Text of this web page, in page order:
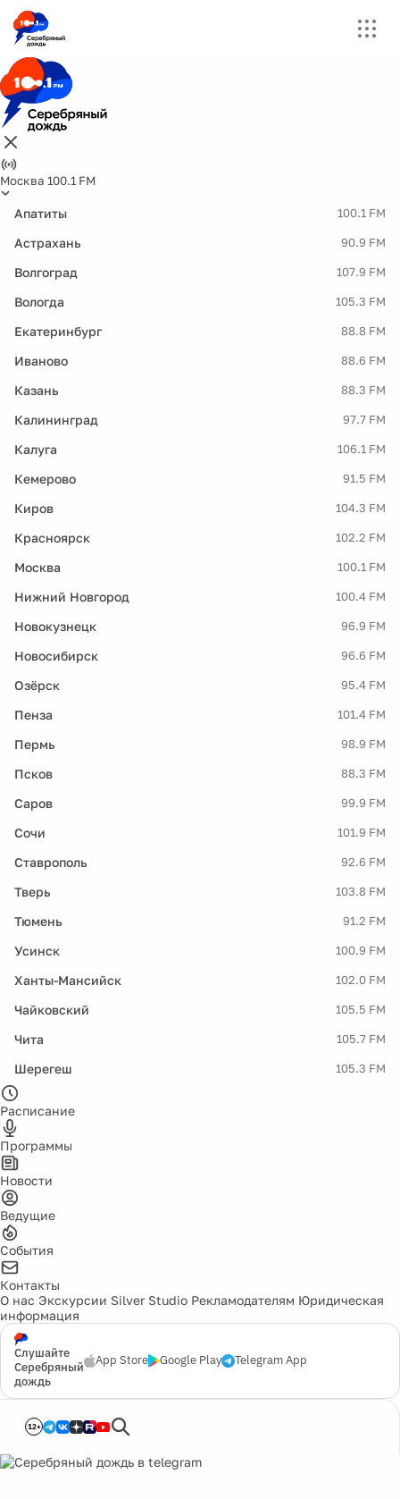
Москва 100.1 FM
Апатиты 100.1 FM
Астрахань 90.9 FM
Волгоград 107.9 FM
Вологда 105.3 FM
Екатеринбург 88.8 FM
Иваново 88.6 FM
Казань 88.3 FM
Калининград 97.7 FM
Калуга 106.1 FM
Кемерово 91.5 FM
Киров 104.3 FM
Красноярск 102.2 FM
Москва 100.1 FM
Нижний Новгород 100.4 FM
Новокузнецк 96.9 FM
Новосибирск 96.6 FM
Озёрск 95.4 FM
Пенза 101.4 FM
Пермь 98.9 FM
Псков 88.3 FM
Саров 99.9 FM
Сочи 101.9 FM
Ставрополь 92.6 FM
Тверь 103.8 FM
Тюмень 91.2 FM
Усинск 100.9 FM
Ханты-Мансийск 102.0 FM
Чайковский 105.5 FM
Чита 105.7 FM
Шерегеш 105.3 FM
Расписание
Программы
Новости
Ведущие
События
Контакты
О нас Экскурсии Silver Studio Рекламодателям Юридическая
информация
Слушайте
Серебряный
дождь
App Store Google Play Telegram App
12+